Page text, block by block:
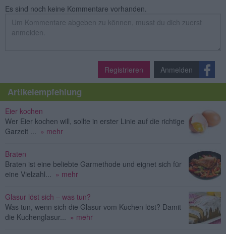
Es sind noch keine Kommentare vorhanden.
Registrieren Anmelden
Artikelempfehlung
Eier kochen
Wer Eier kochen will, sollte in erster Linie auf die richtige
Garzeit ... » mehr
Braten
Braten ist eine beliebte Garmethode und eignet sich für
eine Vielzahl... » mehr
Glasur löst sich – was tun?
Was tun, wenn sich die Glasur vom Kuchen löst? Damit
die Kuchenglasur... » mehr